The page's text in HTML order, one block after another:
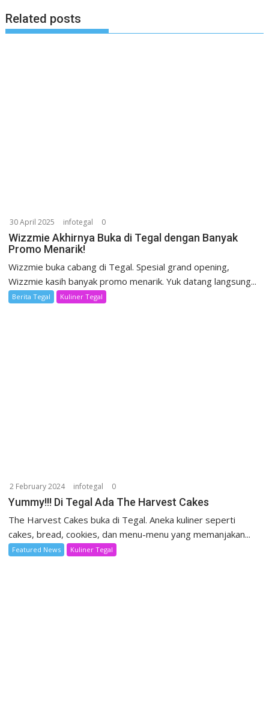
Related posts
30 April 2025 infotegal 0
Wizzmie Akhirnya Buka di Tegal dengan Banyak
Promo Menarik!
Wizzmie buka cabang di Tegal. Spesial grand opening,
Wizzmie kasih banyak promo menarik. Yuk datang langsung...
Berita Tegal Kuliner Tegal
2 February 2024 infotegal 0
Yummy!!! Di Tegal Ada The Harvest Cakes
The Harvest Cakes buka di Tegal. Aneka kuliner seperti
cakes, bread, cookies, dan menu-menu yang memanjakan...
Featured News Kuliner Tegal